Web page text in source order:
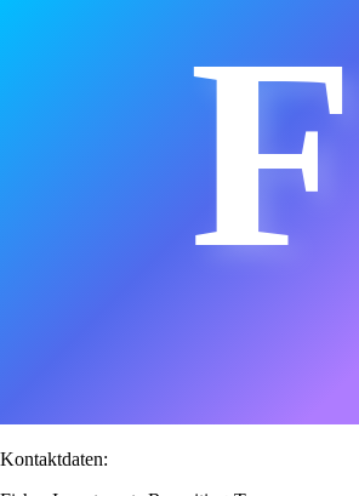
F
Kontaktdaten: